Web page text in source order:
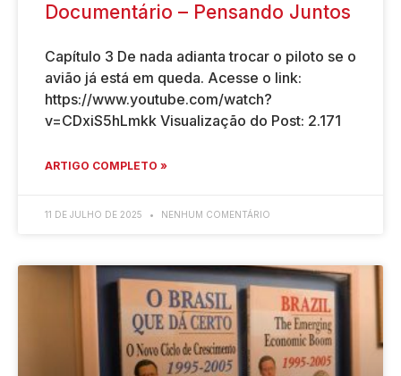
Documentário – Pensando Juntos
Capítulo 3 De nada adianta trocar o piloto se o
avião já está em queda. Acesse o link:
https://www.youtube.com/watch?
v=CDxiS5hLmkk Visualização do Post: 2.171
ARTIGO COMPLETO »
11 DE JULHO DE 2025 NENHUM COMENTÁRIO